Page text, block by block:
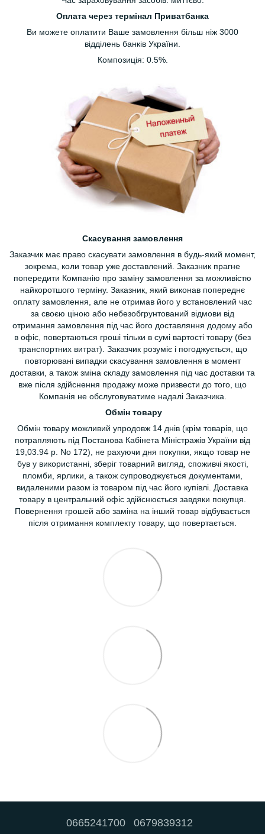
Оплата через термінал Приватбанка
Ви можете оплатити Ваше замовлення більш ніж 3000
відділень банків України.
Композиція: 0.5%.
Скасування замовлення
Заказчик має право скасувати замовлення в будь-який момент,
зокрема, коли товар уже доставлений. Заказник прагне
попередити Компанію про заміну замовлення за можливістю
найкоротшого терміну. Заказник, який виконав попереднє
оплату замовлення, але не отримав його у встановлений час
за своєю ціною або небезобгрунтований відмови від
отримання замовлення під час його доставляння додому або
в офіс, повертаються гроші тільки в сумі вартості товару (без
транспортних витрат). Заказчик розуміє і погоджується, що
повторювані випадки скасування замовлення в момент
доставки, а також зміна складу замовлення під час доставки та
вже після здійснення продажу може призвести до того, що
Компанія не обслуговуватиме надалі Заказчика.
Обмін товару
Обмін товару можливий упродовж 14 днів (крім товарів, що
потрапляють під Постанова Кабінета Міністражів України від
19,03.94 р. No 172), не рахуючи дня покупки, якщо товар не
був у використанні, зберіг товарний вигляд, споживчі якості,
пломби, ярлики, а також супроводжується документами,
видаленими разом із товаром під час його купівлі. Доставка
товару в центральний офіс здійснюється завдяки покупця.
Повернення грошей або заміна на інший товар відбувається
після отримання комплекту товару, що повертається.
0665241700 0679839312